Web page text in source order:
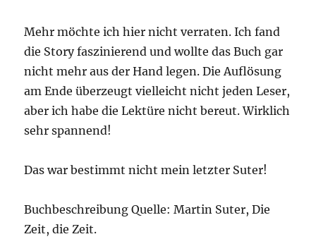
Mehr möchte ich hier nicht verraten. Ich fand
die Story faszinierend und wollte das Buch gar
nicht mehr aus der Hand legen. Die Auflösung
am Ende überzeugt vielleicht nicht jeden Leser,
aber ich habe die Lektüre nicht bereut. Wirklich
sehr spannend!
Das war bestimmt nicht mein letzter Suter!
Buchbeschreibung Quelle: Martin Suter, Die
Zeit, die Zeit.